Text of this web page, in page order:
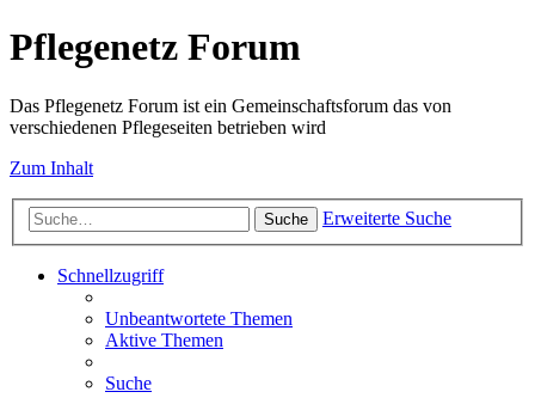
Pflegenetz Forum
Das Pflegenetz Forum ist ein Gemeinschaftsforum das von
verschiedenen Pflegeseiten betrieben wird
Zum Inhalt
Suche Erweiterte Suche
Schnellzugriff
Unbeantwortete Themen
Aktive Themen
Suche